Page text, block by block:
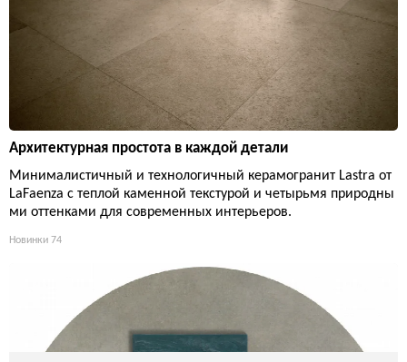
Архитектурная простота в каждой детали
Минималистичный и технологичный керамогранит Lastra от
LaFaenza с теплой каменной текстурой и четырьмя природны
ми оттенками для современных интерьеров.
Новинки 74